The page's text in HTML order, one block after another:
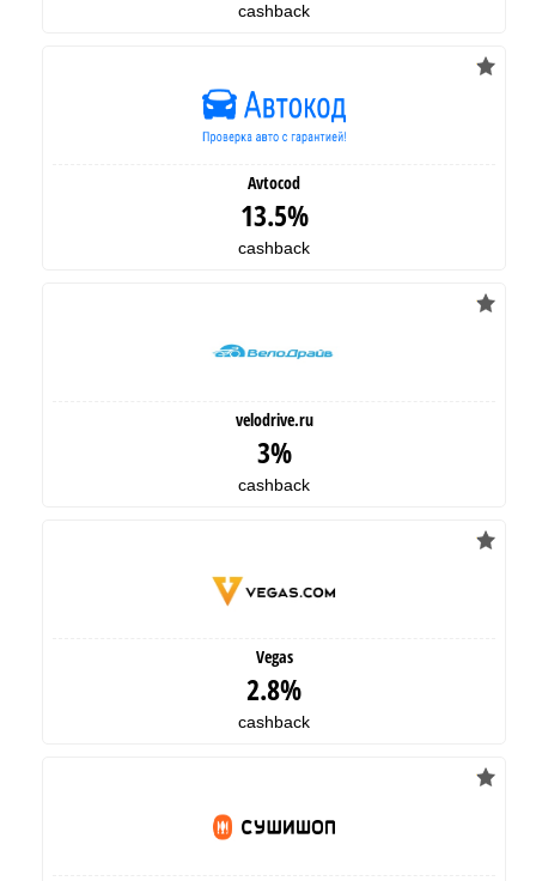
cashback
Avtocod
13.5%
cashback
velodrive.ru
3%
cashback
Vegas
2.8%
cashback